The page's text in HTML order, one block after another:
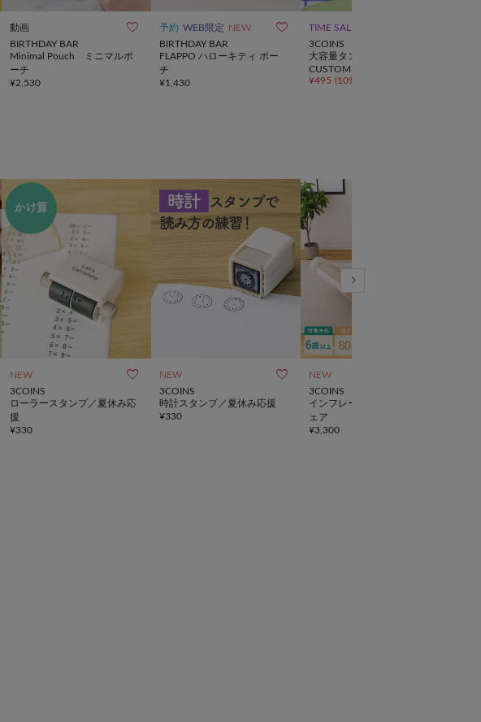
動画 
BIRTHDAY BAR
Minimal Pouch ミニマルポ
ーチ
¥2,530
予約 WEB限定 NEW 
BIRTHDAY BAR
FLAPPO ハローキティ ポー
チ
¥1,430
TIME SALE
3COINS
大容量タンブラー用ポーチ／
CUSTOM TUMBLER
¥495 (10%OFF
NEW 
3COINS
ローラースタンプ／夏休み応
援
¥330
NEW 
3COINS
時計スタンプ／夏休み応援
¥330
NEW
3COINS
インフレータブルシーソーチ
ェア
¥3,300